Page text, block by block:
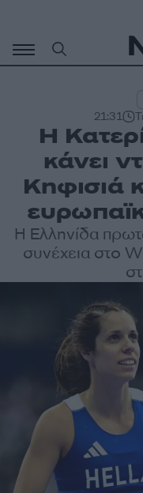
περιεχόμενο
21:31
Η
κάνει
Κηφισιά
Η Ελληνίδα
συνέχεια στο